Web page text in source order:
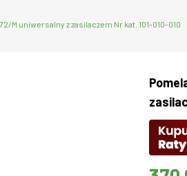
M uniwersalny z zasilaczem Nr kat. 101-010-010